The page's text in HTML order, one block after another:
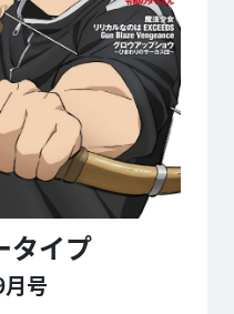
タイプ
号